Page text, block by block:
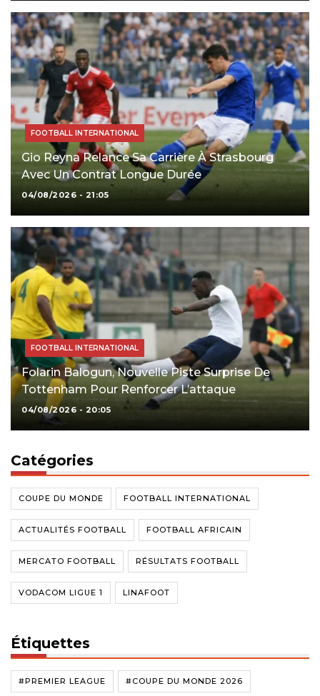
FOOTBALL INTERNATIONAL
Gio Reyna Relance Sa Carrière À Strasbourg
Avec Un Contrat Longue Durée
04/08/2026 - 21:05
FOOTBALL INTERNATIONAL
Folarin Balogun, Nouvelle Piste Surprise De
Tottenham Pour Renforcer L’attaque
04/08/2026 - 20:05
Catégories
COUPE DU MONDE FOOTBALL INTERNATIONAL
ACTUALITÉS FOOTBALL FOOTBALL AFRICAIN
MERCATO FOOTBALL RÉSULTATS FOOTBALL
VODACOM LIGUE 1 LINAFOOT
Étiquettes
#PREMIER LEAGUE #COUPE DU MONDE 2026